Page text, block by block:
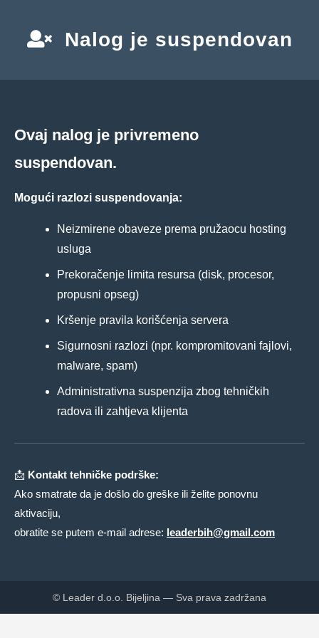
Nalog je suspendovan
Ovaj nalog je privremeno
suspendovan.
Mogući razlozi suspendovanja:
Neizmirene obaveze prema pružaocu hosting
usluga
Prekoračenje limita resursa (disk, procesor,
propusni opseg)
Kršenje pravila korišćenja servera
Sigurnosni razlozi (npr. kompromitovani fajlovi,
malware, spam)
Administrativna suspenzija zbog tehničkih
radova ili zahtjeva klijenta
📩 Kontakt tehničke podrške:
Ako smatrate da je došlo do greške ili želite ponovnu
aktivaciju,
obratite se putem e-mail adrese: leaderbih@gmail.com
© Leader d.o.o. Bijeljina — Sva prava zadržana